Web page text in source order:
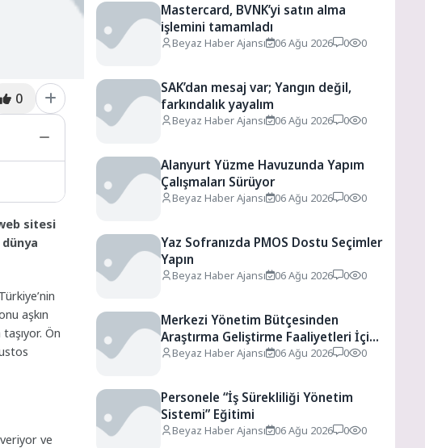
0
sitesi
aşkın
Ön
ve
Mastercard, BVNK’yi satın alma
işlemini tamamladı
Beyaz Haber Ajansı 06 Ağu 2026 0 0
SAK’dan mesaj var; Yangın değil,
farkındalık yayalım
Beyaz Haber Ajansı 06 Ağu 2026 0 0
Alanyurt Yüzme Havuzunda Yapım
Çalışmaları Sürüyor
Beyaz Haber Ajansı 06 Ağu 2026 0 0
Yaz Sofranızda PMOS Dostu Seçimler
Yapın
Beyaz Haber Ajansı 06 Ağu 2026 0 0
Merkezi Yönetim Bütçesinden
Araştırma Geliştirme Faaliyetleri İçin
Ayrılan Ödenek ve Harcamalar, 2026
Beyaz Haber Ajansı 06 Ağu 2026 0 0
Personele “İş Sürekliliği Yönetim
Sistemi” Eğitimi
Beyaz Haber Ajansı 06 Ağu 2026 0 0